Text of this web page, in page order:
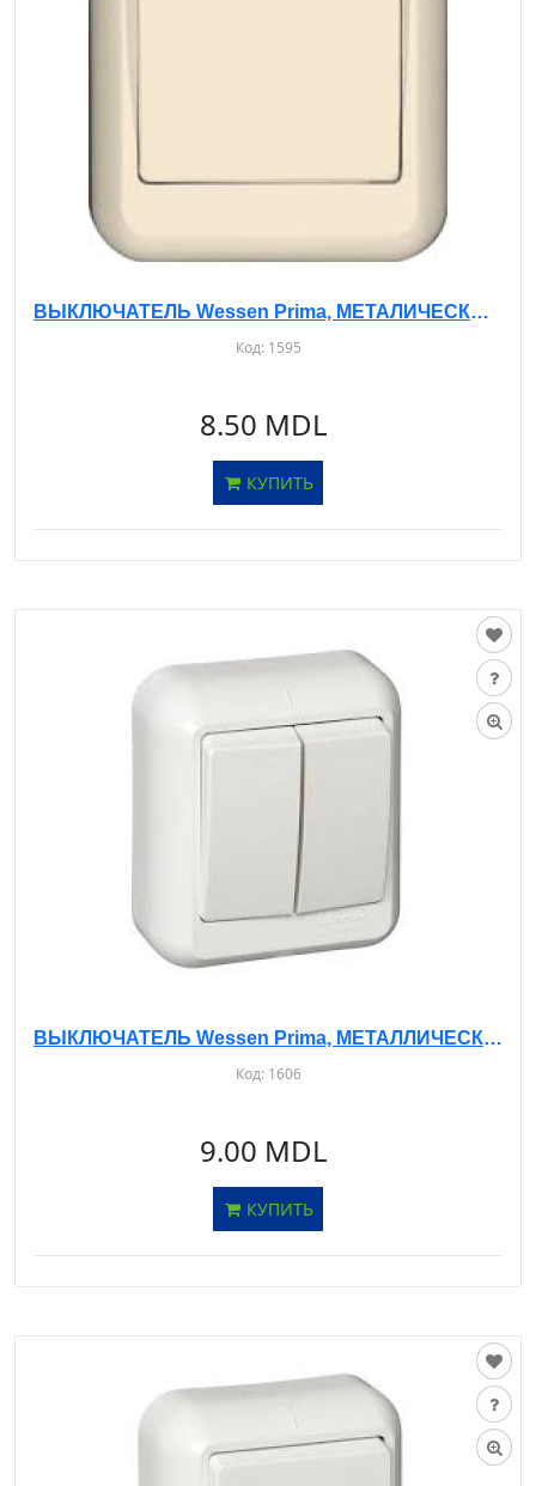
ВЫКЛЮЧАТЕЛЬ Wessen Prima, МЕТАЛИЧЕСКАЯ ПЛАСТИНА, О/У, 1-КЛ. БЕЖЕВЫЙ, A16-051M
Код: 1595
8.50 MDL
КУПИТЬ
ВЫКЛЮЧАТЕЛЬ Wessen Prima, МЕТАЛЛИЧЕСКАЯ ОПОРА, О/У, 2-КЛ. БЕЛЫЙ, A56-029M
Код: 1606
9.00 MDL
КУПИТЬ